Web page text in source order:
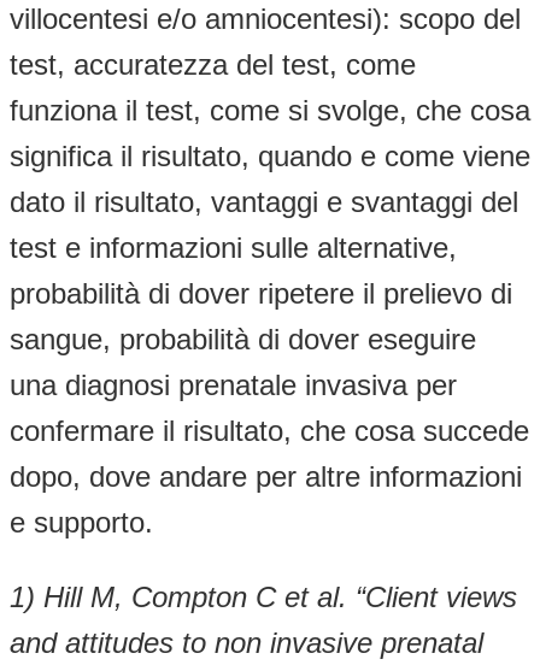
villocentesi e/o amniocentesi): scopo del
test, accuratezza del test, come
funziona il test, come si svolge, che cosa
significa il risultato, quando e come viene
dato il risultato, vantaggi e svantaggi del
test e informazioni sulle alternative,
probabilità di dover ripetere il prelievo di
sangue, probabilità di dover eseguire
una diagnosi prenatale invasiva per
confermare il risultato, che cosa succede
dopo, dove andare per altre informazioni
e supporto.
1) Hill M, Compton C et al. “Client views
and attitudes to non invasive prenatal